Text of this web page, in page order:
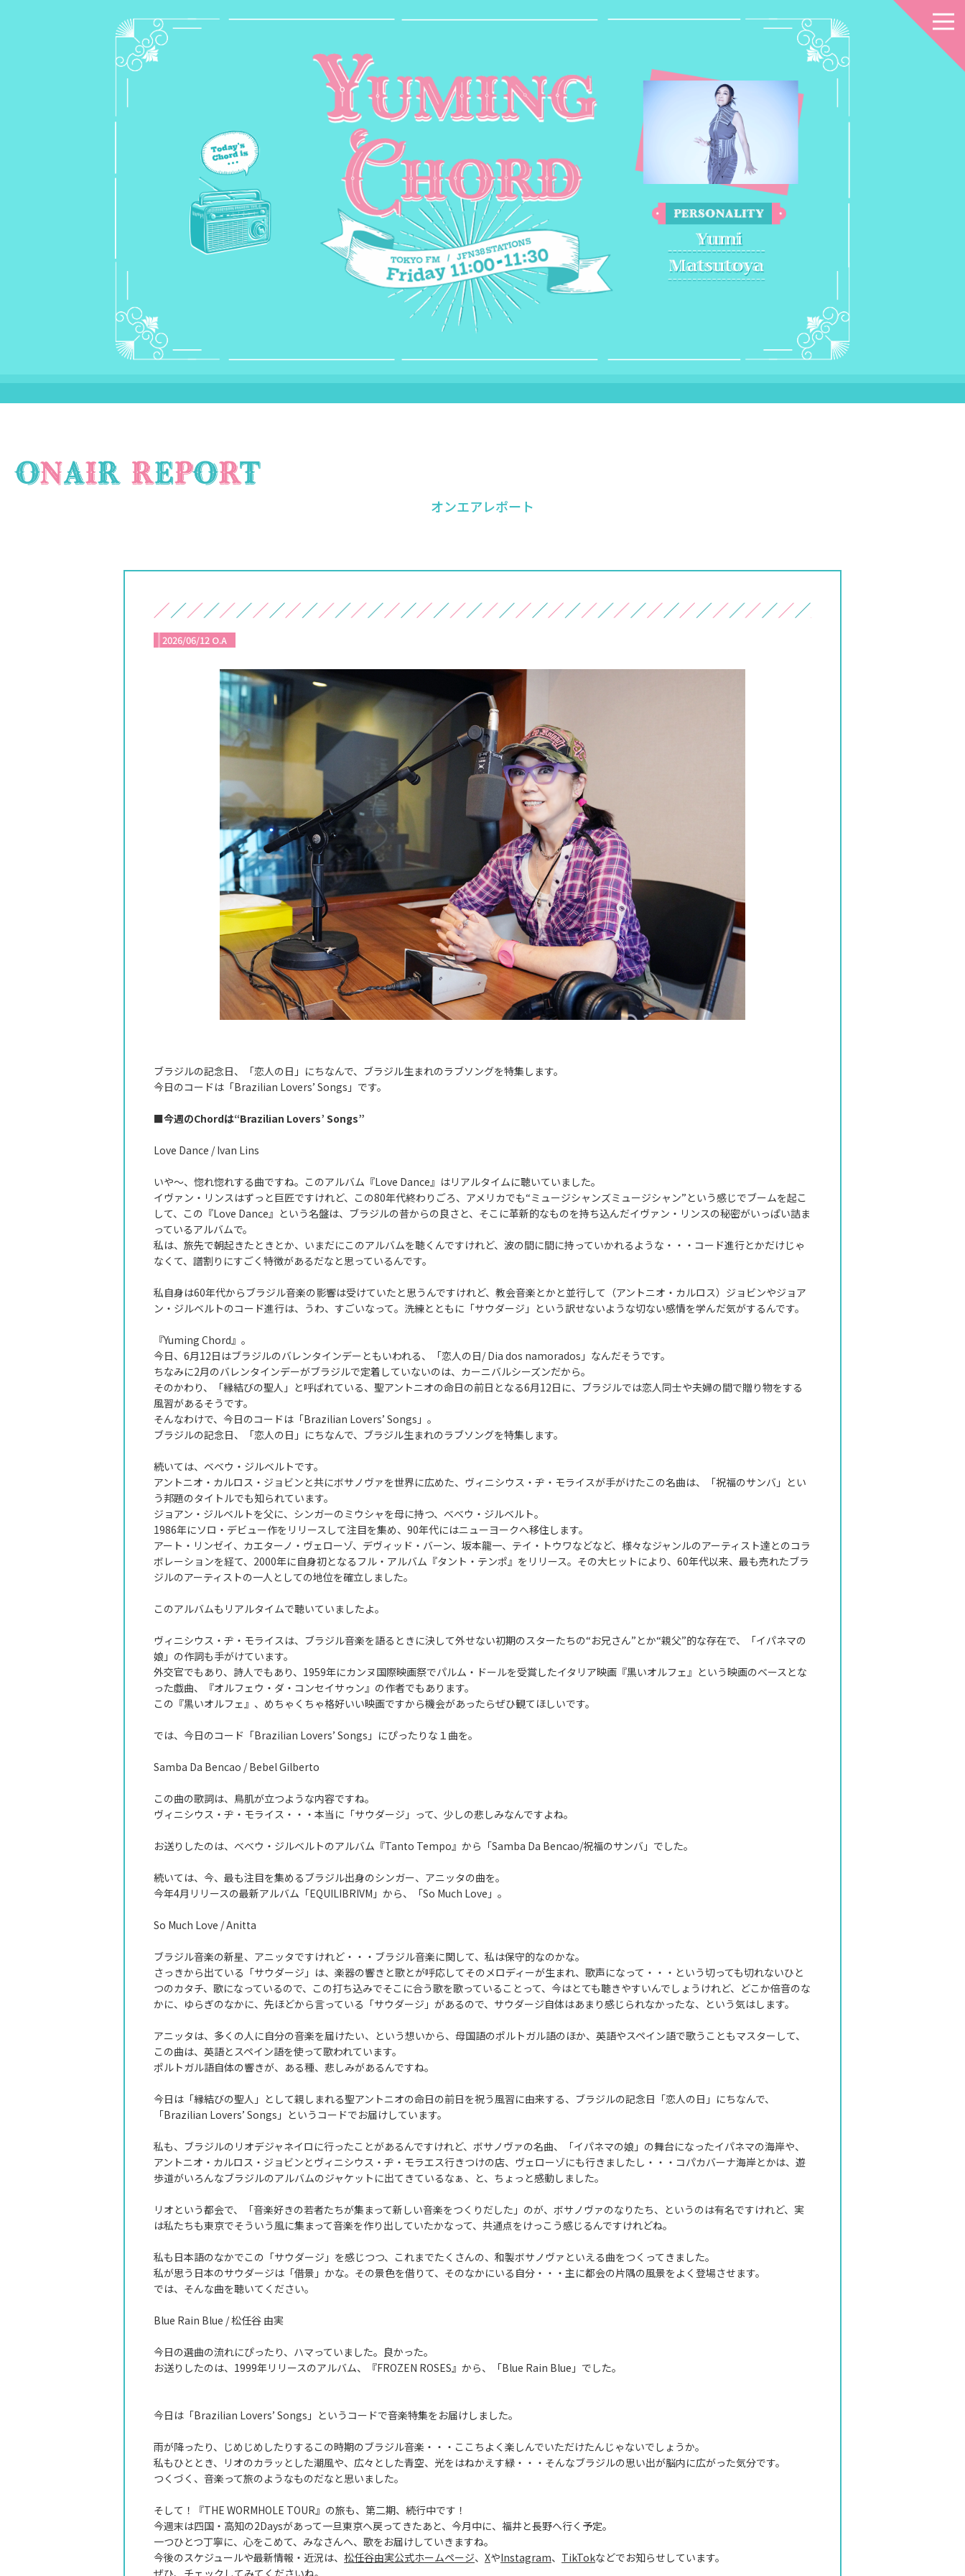
オンエアレポート
2026/06/12 O.A
ブラジルの記念日、「恋人の日」にちなんで、ブラジル生まれのラブソングを特集します。
今日のコードは「Brazilian Lovers’ Songs」です。
■今週のChordは“Brazilian Lovers’ Songs”
Love Dance / Ivan Lins
いや～、惚れ惚れする曲ですね。このアルバム『Love Dance』はリアルタイムに聴いていました。
イヴァン・リンスはずっと巨匠ですけれど、この80年代終わりごろ、アメリカでも“ミュージシャンズミュージシャン”という感じでブームを起こ
して、この『Love Dance』という名盤は、ブラジルの昔からの良さと、そこに革新的なものを持ち込んだイヴァン・リンスの秘密がいっぱい詰ま
っているアルバムで。
私は、旅先で朝起きたときとか、いまだにこのアルバムを聴くんですけれど、波の間に間に持っていかれるような・・・コード進行とかだけじゃ
なくて、譜割りにすごく特徴があるだなと思っているんです。
私自身は60年代からブラジル音楽の影響は受けていたと思うんですけれど、教会音楽とかと並行して（アントニオ・カルロス）ジョビンやジョア
ン・ジルベルトのコード進行は、うわ、すごいなって。洗練とともに「サウダージ」という訳せないような切ない感情を学んだ気がするんです。
『Yuming Chord』。
今日、6月12日はブラジルのバレンタインデーともいわれる、「恋人の日/ Dia dos namorados」なんだそうです。
ちなみに2月のバレンタインデーがブラジルで定着していないのは、カーニバルシーズンだから。
そのかわり、「縁結びの聖人」と呼ばれている、聖アントニオの命日の前日となる6月12日に、ブラジルでは恋人同士や夫婦の間で贈り物をする
風習があるそうです。
そんなわけで、今日のコードは「Brazilian Lovers’ Songs」。
ブラジルの記念日、「恋人の日」にちなんで、ブラジル生まれのラブソングを特集します。
続いては、ベベウ・ジルベルトです。
アントニオ・カルロス・ジョビンと共にボサノヴァを世界に広めた、ヴィニシウス・ヂ・モライスが手がけたこの名曲は、「祝福のサンバ」とい
う邦題のタイトルでも知られています。
ジョアン・ジルベルトを父に、シンガーのミウシャを母に持つ、べべウ・ジルベルト。
1986年にソロ・デビュー作をリリースして注目を集め、90年代にはニューヨークへ移住します。
アート・リンゼイ、カエターノ・ヴェローゾ、デヴィッド・バーン、坂本龍一、テイ・トウワなどなど、様々なジャンルのアーティスト達とのコラ
ボレーションを経て、2000年に自身初となるフル・アルバム『タント・テンポ』をリリース。その大ヒットにより、60年代以来、最も売れたブラ
ジルのアーティストの一人としての地位を確立しました。
このアルバムもリアルタイムで聴いていましたよ。
ヴィニシウス・ヂ・モライスは、ブラジル音楽を語るときに決して外せない初期のスターたちの“お兄さん”とか“親父”的な存在で、「イパネマの
娘」の作詞も手がけています。
外交官でもあり、詩人でもあり、1959年にカンヌ国際映画祭でパルム・ドールを受賞したイタリア映画『黒いオルフェ』という映画のベースとな
った戯曲、『オルフェウ・ダ・コンセイサゥン』の作者でもあります。
この『黒いオルフェ』、めちゃくちゃ格好いい映画ですから機会があったらぜひ観てほしいです。
では、今日のコード「Brazilian Lovers’ Songs」にぴったりな１曲を。
Samba Da Bencao / Bebel Gilberto
この曲の歌詞は、鳥肌が立つような内容ですね。
ヴィニシウス・ヂ・モライス・・・本当に「サウダージ」って、少しの悲しみなんですよね。
お送りしたのは、べべウ・ジルベルトのアルバム『Tanto Tempo』から「Samba Da Bencao/祝福のサンバ」でした。
続いては、今、最も注目を集めるブラジル出身のシンガー、アニッタの曲を。
今年4月リリースの最新アルバム「EQUILIBRIVM」から、「So Much Love」。
So Much Love / Anitta
ブラジル音楽の新星、アニッタですけれど・・・ブラジル音楽に関して、私は保守的なのかな。
さっきから出ている「サウダージ」は、楽器の響きと歌とが呼応してそのメロディーが生まれ、歌声になって・・・という切っても切れないひと
つのカタチ、歌になっているので、この打ち込みでそこに合う歌を歌っていることって、今はとても聴きやすいんでしょうけれど、どこか倍音のな
かに、ゆらぎのなかに、先ほどから言っている「サウダージ」があるので、サウダージ自体はあまり感じられなかったな、という気はします。
アニッタは、多くの人に自分の音楽を届けたい、という想いから、母国語のポルトガル語のほか、英語やスペイン語で歌うこともマスターして、
この曲は、英語とスペイン語を使って歌われています。
ポルトガル語自体の響きが、ある種、悲しみがあるんですね。
今日は「縁結びの聖人」として親しまれる聖アントニオの命日の前日を祝う風習に由来する、ブラジルの記念日「恋人の日」にちなんで、
「Brazilian Lovers’ Songs」というコードでお届けしています。
私も、ブラジルのリオデジャネイロに行ったことがあるんですけれど、ボサノヴァの名曲、「イパネマの娘」の舞台になったイパネマの海岸や、
アントニオ・カルロス・ジョビンとヴィニシウス・ヂ・モラエス行きつけの店、ヴェローゾにも行きましたし・・・コパカバーナ海岸とかは、遊
歩道がいろんなブラジルのアルバムのジャケットに出てきているなぁ、と、ちょっと感動しました。
リオという都会で、「音楽好きの若者たちが集まって新しい音楽をつくりだした」のが、ボサノヴァのなりたち、というのは有名ですけれど、実
は私たちも東京でそういう風に集まって音楽を作り出していたかなって、共通点をけっこう感じるんですけれどね。
私も日本語のなかでこの「サウダージ」を感じつつ、これまでたくさんの、和製ボサノヴァといえる曲をつくってきました。
私が思う日本のサウダージは「借景」かな。その景色を借りて、そのなかにいる自分・・・主に都会の片隅の風景をよく登場させます。
では、そんな曲を聴いてください。
Blue Rain Blue / 松任谷 由実
今日の選曲の流れにぴったり、ハマっていました。良かった。
お送りしたのは、1999年リリースのアルバム、『FROZEN ROSES』から、「Blue Rain Blue」でした。
今日は「Brazilian Lovers’ Songs」というコードで音楽特集をお届けしました。
雨が降ったり、じめじめしたりするこの時期のブラジル音楽・・・ここちよく楽しんでいただけたんじゃないでしょうか。
私もひととき、リオのカラッとした潮風や、広々とした青空、光をはねかえす緑・・・そんなブラジルの思い出が脳内に広がった気分です。
つくづく、音楽って旅のようなものだなと思いました。
そして！『THE WORMHOLE TOUR』の旅も、第二期、続行中です！
今週末は四国・高知の2Daysがあって一旦東京へ戻ってきたあと、今月中に、福井と長野へ行く予定。
一つひとつ丁寧に、心をこめて、みなさんへ、歌をお届けしていきますね。
今後のスケジュールや最新情報・近況は、 松任谷由実公式ホームページ、 XやInstagram、 TikTokなどでお知らせしています。